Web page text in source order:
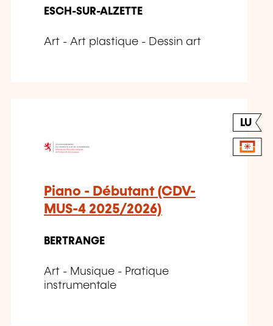
ESCH-SUR-ALZETTE
Art - Art plastique - Dessin art
LU
Piano - Débutant (CDV-
MUS-4 2025/2026)
BERTRANGE
Art - Musique - Pratique
instrumentale